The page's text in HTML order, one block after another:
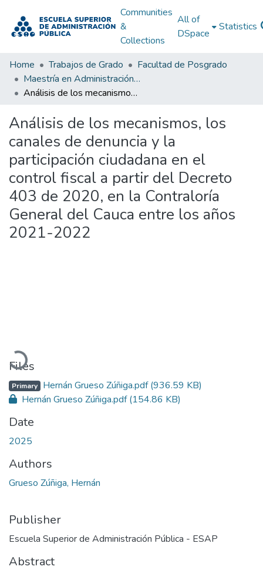
Communities
&
Collections
All of
DSpace
Statistics
Home Trabajos de Grado
Facultad de Posgrado
Maestría en Administración Pública
Análisis de los mecanismos, los canales de denuncia y la participación ciudadana en el control fiscal a partir del Decreto 403 de 2020, en la Contraloría General del Cauca entre los años 2021-2022
Análisis de los mecanismos, los
canales de denuncia y la
participación ciudadana en el
control fiscal a partir del Decreto
403 de 2020, en la Contraloría
General del Cauca entre los años
2021-2022
Loading...
Files
Primary Hernán Grueso Zúñiga.pdf(936.59 KB)
Hernán Grueso Zúñiga.pdf(154.86 KB)
Date
2025
Authors
Grueso Zúñiga, Hernán
Publisher
Escuela Superior de Administración Pública - ESAP
Abstract